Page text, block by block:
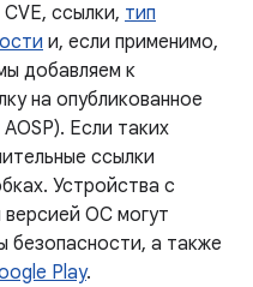
ссылки, тип
и, если применимо,
добавляем к
на опубликованное
Если таких
ссылки
Устройства с
версией ОС могут
безопасности, а также
Play.